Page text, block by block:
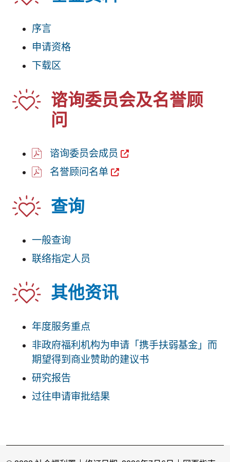
序言
申请资格
下载区
谘询委员会及名誉顾
问
谘询委员会成员
名誉顾问名单
查询
一般查询
联络指定人员
其他资讯
年度服务重点
非政府福利机构为申请「携手扶弱基金」而
期望得到商业赞助的建议书
研究报告
过往申请审批结果